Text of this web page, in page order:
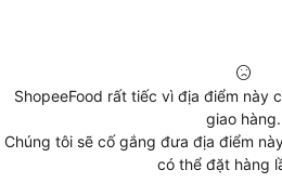
ShopeeFood rất tiếc vì địa điểm này
giao hàng.
Chúng tôi sẽ cố gắng đưa địa điểm
có thể đặt hàng